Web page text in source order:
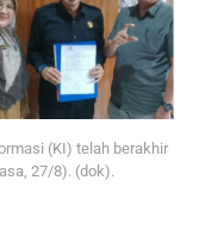
(KI) telah berakhir
27/8). (dok).